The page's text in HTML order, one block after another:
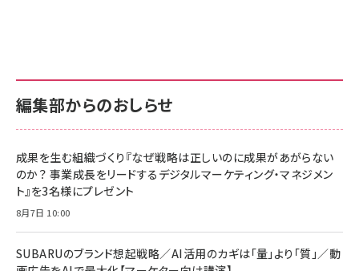
￥880
anan(アンアン)2026/06/24号 No.2500増刊
スペシャルエディション[王道エンタメの矜持／
￥1,100
anan(アンアン)2026/07/08号 No.2502[2026
￥880
サポート正規品 メーカー保証5年 KLMEA128G
NIMASO ガラスフィルム iPhone 17 用 保護フィ
すい ガイド枠付き いPhone17 (6.3インチ) 対応
2枚セット DSP25F1698
￥1,599
￥6,980
サポート正規品 メーカー保証5年 KLMEA128G
Amazon eギフトカード - Amazonロゴ - クラ
￥5,000
Anker PowerLine III Flow USB-C & USB-C
Pro/Air 各種対応 (1.8m ミッドナイトブラック)
￥1,890
編集部からのおしらせ
成果を生む組織づくり『なぜ戦略は正しいのに成果があがらない
のか？ 事業成長をリードするデジタルマーケティング・マネジメン
ト』を3名様にプレゼント
8月7日 10:00
SUBARUのブランド想起戦略／AI活用のカギは「量」より「質」／動